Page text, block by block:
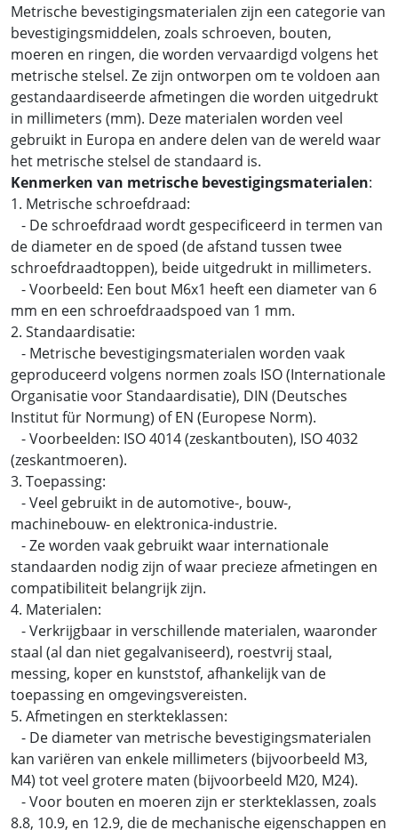
Metrische bevestigingsmaterialen zijn een categorie van
bevestigingsmiddelen, zoals schroeven, bouten,
moeren en ringen, die worden vervaardigd volgens het
metrische stelsel. Ze zijn ontworpen om te voldoen aan
gestandaardiseerde afmetingen die worden uitgedrukt
in millimeters (mm). Deze materialen worden veel
gebruikt in Europa en andere delen van de wereld waar
het metrische stelsel de standaard is.
Kenmerken van metrische bevestigingsmaterialen:
1. Metrische schroefdraad:
- De schroefdraad wordt gespecificeerd in termen van
de diameter en de spoed (de afstand tussen twee
schroefdraadtoppen), beide uitgedrukt in millimeters.
- Voorbeeld: Een bout M6x1 heeft een diameter van 6
mm en een schroefdraadspoed van 1 mm.
2. Standaardisatie:
- Metrische bevestigingsmaterialen worden vaak
geproduceerd volgens normen zoals ISO (Internationale
Organisatie voor Standaardisatie), DIN (Deutsches
Institut für Normung) of EN (Europese Norm).
- Voorbeelden: ISO 4014 (zeskantbouten), ISO 4032
(zeskantmoeren).
3. Toepassing:
- Veel gebruikt in de automotive-, bouw-,
machinebouw- en elektronica-industrie.
- Ze worden vaak gebruikt waar internationale
standaarden nodig zijn of waar precieze afmetingen en
compatibiliteit belangrijk zijn.
4. Materialen:
- Verkrijgbaar in verschillende materialen, waaronder
staal (al dan niet gegalvaniseerd), roestvrij staal,
messing, koper en kunststof, afhankelijk van de
toepassing en omgevingsvereisten.
5. Afmetingen en sterkteklassen:
- De diameter van metrische bevestigingsmaterialen
kan variëren van enkele millimeters (bijvoorbeeld M3,
M4) tot veel grotere maten (bijvoorbeeld M20, M24).
- Voor bouten en moeren zijn er sterkteklassen, zoals
8.8, 10.9, en 12.9, die de mechanische eigenschappen en